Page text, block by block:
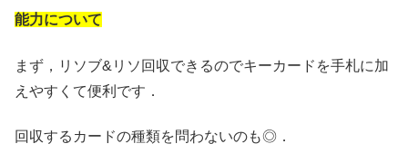
能力について
まず，リソブ&リソ回収できるのでキーカードを手札に加
えやすくて便利です．
回収するカードの種類を問わないのも◎．